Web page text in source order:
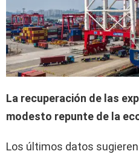
La recuperación de las
modesto repunte de la
Los últimos datos